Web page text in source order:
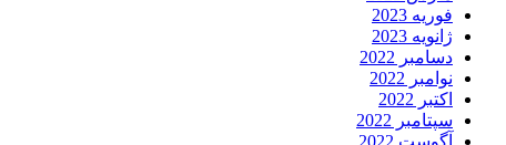
فوریه 2023
ژانویه 2023
دسامبر 2022
نوامبر 2022
اکتبر 2022
سپتامبر 2022
آگوست 2022